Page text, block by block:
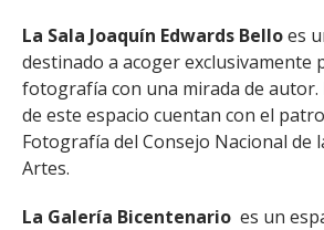
La Sala Joaquín Edwards Belloes
destinado a acoger exclusivamente
fotografía con una mirada de autor.
de este espacio cuentan con el
Fotografía del Consejo Nacional de
Artes.
La Galería Bicentenario es un